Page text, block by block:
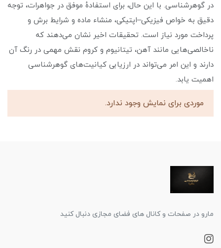
در گوهرشناسی. با این حال، برای استفادهٔ موفق در جواهرات، توجه
دقیق به خواص فیزیکی–اپتیکی، منشاء ماده و شرایط برش و
پرداخت مورد نیاز است. تحقیقات اخیر نشان می‌دهند که
ناخالصی‌هایی مانند آهن، تیتانیوم و کروم نقش مهمی در رنگ آن
دارند و این امر می‌تواند در ارزیابی کیانیت‌های گوهرشناسی
اهمیت یابد.
موردی برای نمایش وجود ندارد.
مارو در صفحات و کانال های فضای مجازی دنبال کنید